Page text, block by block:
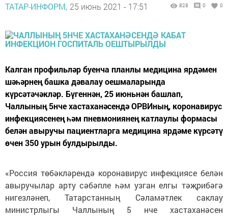
ТАТАР-ИНФОРМ, 25 июнь 2021 - 17:51 828 0 0
Калган профильләр буенча планлы медицина ярдәмен
шәһәрнең башка дәвалау оешмаларында
күрсәтәчәкләр. Бүгеннән, 25 июньнән башлап,
Чаллының 5нче хастаханәсендә ОРВИның, коронавирус
инфекциясенең һәм пневмониянең катлаулы формасы
белән авыручы пациентларга медицина ярдәме күрсәтү
өчен 350 урын булдырылды.
«Россия төбәкләрендә коронавирус инфекциясе белән
авыручылар арту сәбәпле һәм узган елгы тәҗрибәгә
нигезләнеп, Татарстанның Сәламәтлек саклау
министрлыгы Чаллының 5 нче хастаханәсен